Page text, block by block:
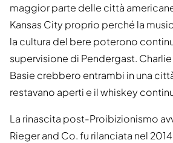
maggior parte delle città
Kansas City proprio perché la
la cultura del bere poterono
supervisione di Pendergast.
Basie crebbero entrambi in una
restavano aperti e il whiskey
La rinascita post-Proibizionismo
Rieger and Co. fu rilanciata nel